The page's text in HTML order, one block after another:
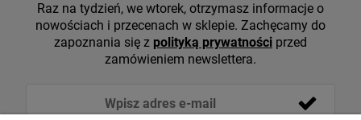
Raz na tydzień, we wtorek, otrzymasz informacje o
nowościach i przecenach w sklepie. Zachęcamy do
zapoznania się z polityką prywatności przed
zamówieniem newslettera.